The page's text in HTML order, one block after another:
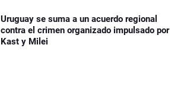
Uruguay se suma a un acuerdo regional
contra el crimen organizado impulsado por
Kast y Milei